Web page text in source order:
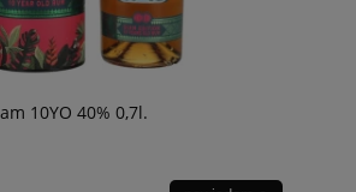
10YO 40% 0,7l.